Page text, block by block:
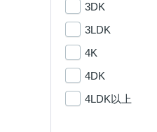
3DK
3LDK
4K
4DK
4LDK以上